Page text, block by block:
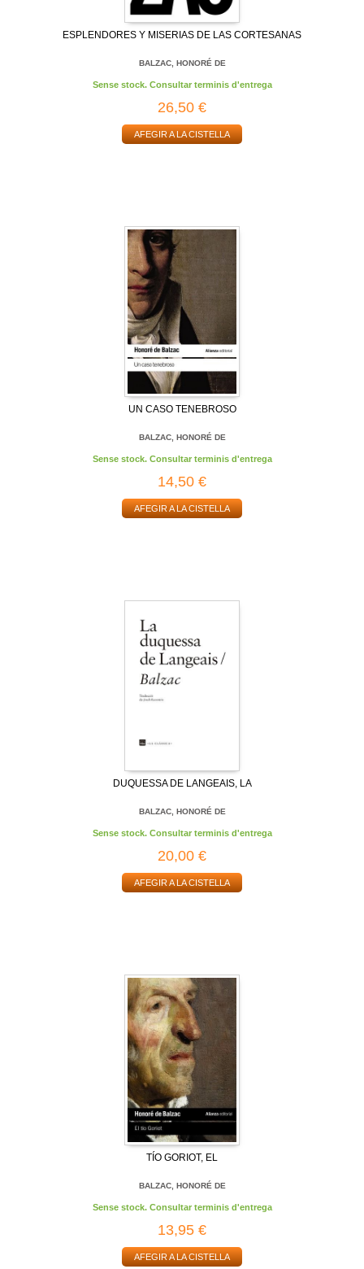
ESPLENDORES Y MISERIAS DE LAS CORTESANAS
BALZAC, HONORÉ DE
Sense stock. Consultar terminis d'entrega
26,50 €
AFEGIR A LA CISTELLA
UN CASO TENEBROSO
BALZAC, HONORÉ DE
Sense stock. Consultar terminis d'entrega
14,50 €
AFEGIR A LA CISTELLA
DUQUESSA DE LANGEAIS, LA
BALZAC, HONORÉ DE
Sense stock. Consultar terminis d'entrega
20,00 €
AFEGIR A LA CISTELLA
TÍO GORIOT, EL
BALZAC, HONORÉ DE
Sense stock. Consultar terminis d'entrega
13,95 €
AFEGIR A LA CISTELLA